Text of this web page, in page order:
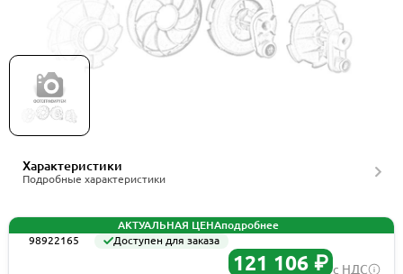
Grundfos Spare,Half coupling,HL5X100X200,
артикул 98922165
Характеристики
Подробные характеристики
АКТУАЛЬНАЯ ЦЕНАподробнее
98922165
Доступен для заказа
121 106 ₽ с НДС